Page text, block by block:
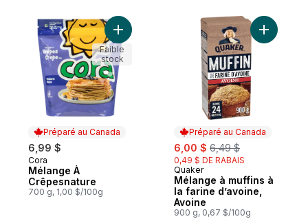
Préparé au Canada
6,99 $
Préparé au Canada
Cora
Mélange À
Crêpesnature
700 g, 1,00 $/100g
Ajouter Mélange À Crêpesnature au
Faible
stock
Préparé au Canada
sale:
6,00 $ , formerly:
6,49 $
0,49 $ DE RABAIS
Préparé au Canada
Quaker
Mélange à muffins à
la farine d’avoine,
Avoine
900 g, 0,67 $/100g
Ajouter